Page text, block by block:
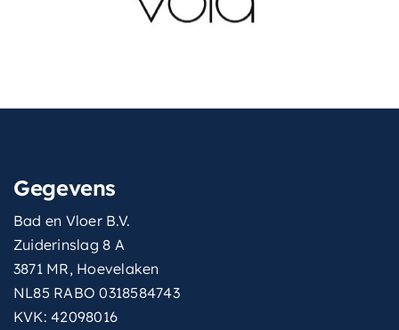
Gegevens
Bad en Vloer B.V.
Zuiderinslag 8 A
3871 MR, Hoevelaken
NL85 RABO 0318584743
KVK: 42098016